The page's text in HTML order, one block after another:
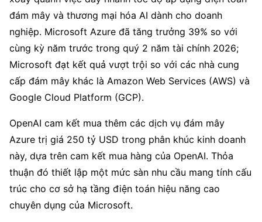
đám mây và thương mại hóa AI dành cho doanh
nghiệp. Microsoft Azure đã tăng trưởng 39% so với
cùng kỳ năm trước trong quý 2 năm tài chính 2026;
Microsoft đạt kết quả vượt trội so với các nhà cung
cấp đám mây khác là Amazon Web Services (AWS) và
Google Cloud Platform (GCP).
OpenAI cam kết mua thêm các dịch vụ đám mây
Azure trị giá 250 tỷ USD trong phân khúc kinh doanh
này, dựa trên cam kết mua hàng của OpenAI. Thỏa
thuận đó thiết lập một mức sàn nhu cầu mang tính cấu
trúc cho cơ sở hạ tầng điện toán hiệu năng cao
chuyên dụng của Microsoft.